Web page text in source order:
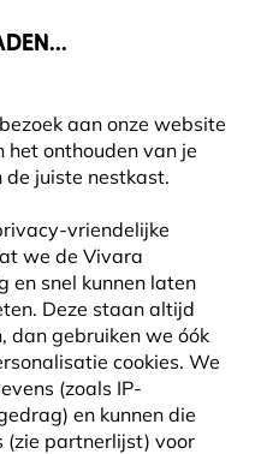
aan onze website
het onthouden van je
juiste nestkast.
vriendelijke
we de Vivara
en snel kunnen laten
Deze staan altijd
dan gebruiken we óók
cookies. We
(zoals IP-
en kunnen die
(zie partnerlijst) voor
in 11 landen
vanaf €49
& TIPS
INSECTEN